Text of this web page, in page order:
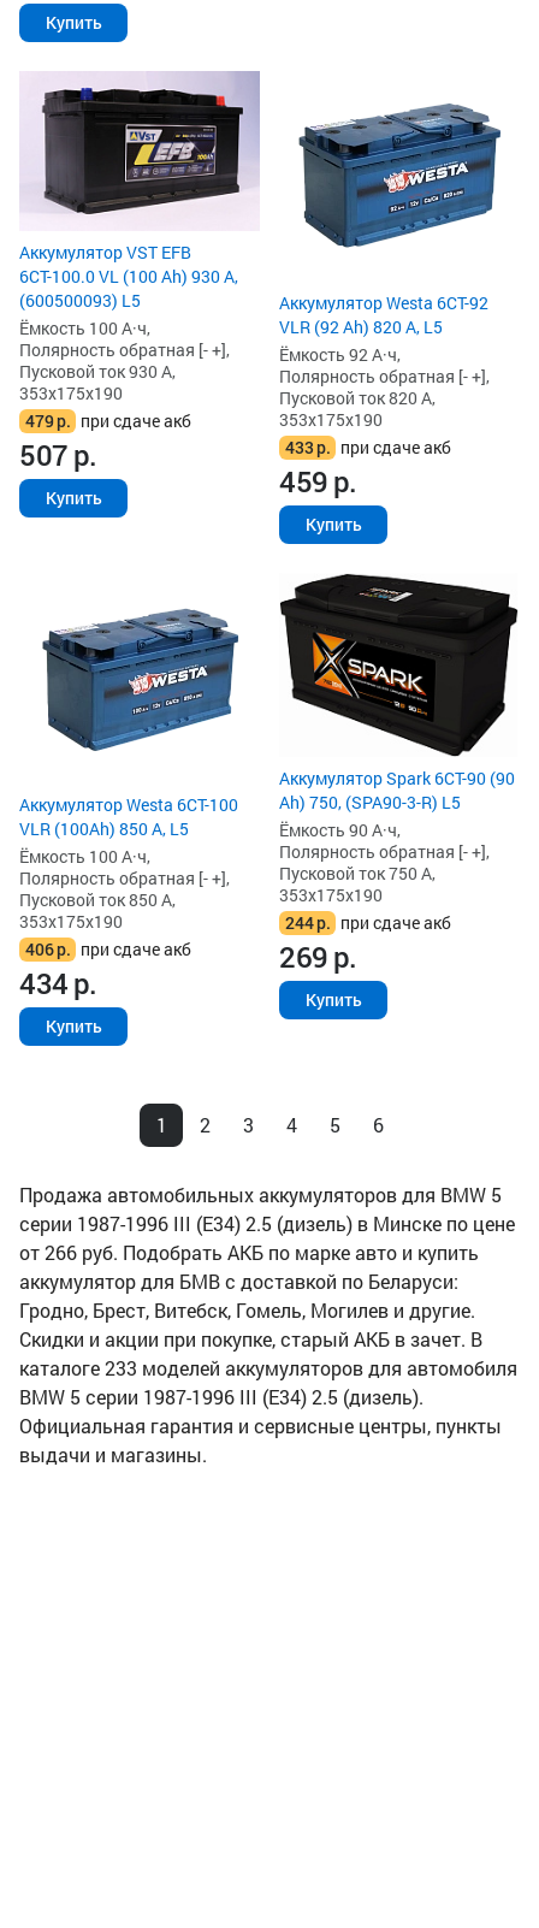
Купить
Аккумулятор VST EFB
6СТ-100.0 VL (100 Ah) 930 А,
(600500093) L5
Ёмкость 100 А·ч,
Полярность обратная [- +],
Пусковой ток 930 А,
353x175x190
479р. при сдаче акб
507р.
Купить
Аккумулятор Westa 6СТ-92
VLR (92 Ah) 820 А, L5
Ёмкость 92 А·ч,
Полярность обратная [- +],
Пусковой ток 820 А,
353x175x190
433р. при сдаче акб
459р.
Купить
Аккумулятор Westa 6СТ-100
VLR (100Ah) 850 А, L5
Ёмкость 100 А·ч,
Полярность обратная [- +],
Пусковой ток 850 А,
353x175x190
406р. при сдаче акб
434р.
Купить
Аккумулятор Spark 6СТ-90 (90
Ah) 750, (SPA90-3-R) L5
Ёмкость 90 А·ч,
Полярность обратная [- +],
Пусковой ток 750 А,
353x175x190
244р. при сдаче акб
269р.
Купить
1 2 3 4 5 6
Продажа автомобильных аккумуляторов для BMW 5
серии 1987-1996 III (E34) 2.5 (дизель) в Минске по цене
от 266 руб. Подобрать АКБ по марке авто и купить
аккумулятор для БМВ с доставкой по Беларуси:
Гродно, Брест, Витебск, Гомель, Могилев и другие.
Скидки и акции при покупке, старый АКБ в зачет. В
каталоге 233 моделей аккумуляторов для автомобиля
BMW 5 серии 1987-1996 III (E34) 2.5 (дизель).
Официальная гарантия и сервисные центры, пункты
выдачи и магазины.